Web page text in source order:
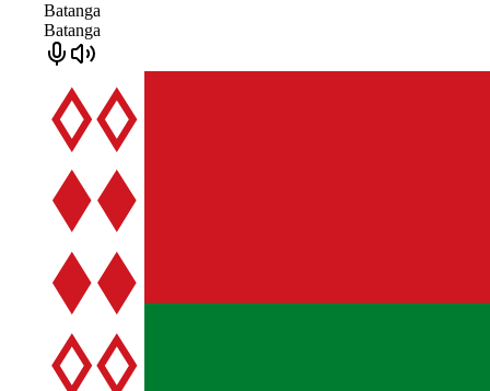
Batanga
Batanga